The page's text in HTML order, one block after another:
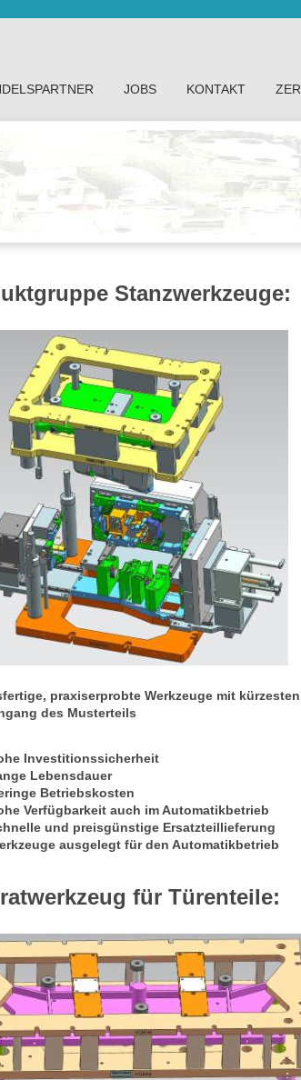
JOBS KONTAKT
Stanzwerkzeuge:
praxiserprobte Werkzeuge mit
des Musterteils
Investitionssicherheit
Lebensdauer
Betriebskosten
Verfügbarkeit auch im Automatikbetrieb
und preisgünstige Ersatzteillieferung
ausgelegt für den Automatikbetrieb
für Türenteile: